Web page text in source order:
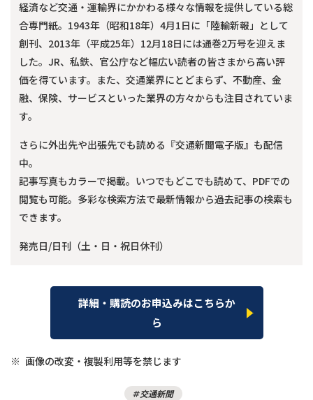
経済など交通・運輸界にかかわる様々な情報を提供している総
合専門紙。1943年（昭和18年）4月1日に「陸輸新報」として
創刊、2013年（平成25年）12月18日には通巻2万号を迎えま
した。JR、私鉄、官公庁など幅広い読者の皆さまから高い評
価を得ています。また、交通業界にとどまらず、不動産、金
融、保険、サービスといった業界の方々からも注目されていま
す。
さらに外出先や出張先でも読める『交通新聞電子版』も配信
中。
記事写真もカラーで掲載。いつでもどこでも読めて、PDFでの
閲覧も可能。多彩な検索方法で最新情報から過去記事の検索も
できます。
発売日/日刊（土・日・祝日休刊）
詳細・購読のお申込みはこちらか
ら
※ 画像の改変・複製利用等を禁じます
交通新聞